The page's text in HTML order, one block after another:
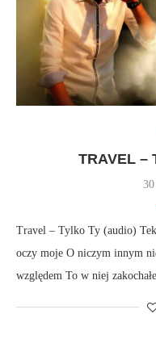
TRAVEL –
Travel – Tylko Ty (audio)
oczy moje O niczym innym
względem To w niej